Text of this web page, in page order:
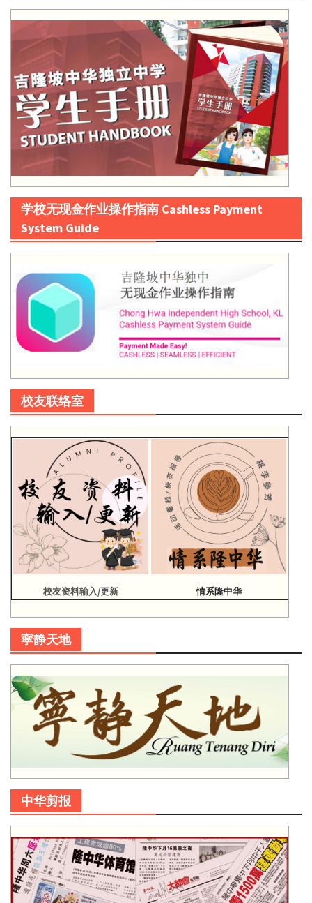
学校无现金作业操作指南 Cashless Payment
System Guide
校友联络室
校友资料输入/更新 情系隆中华
寜静天地
中华剪报